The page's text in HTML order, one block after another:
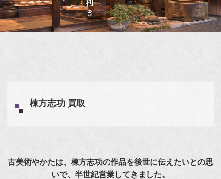
棟方志功 買取
古美術やかたは、棟方志功の作品を後世に伝えたいとの思
いで、半世紀営業してきました。